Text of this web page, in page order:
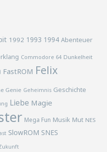
1992 1993 1994 Abenteuer
Commodore 64 Dunkelheit
FastROM Felix
Genie Geheimnis Geschichte
Liebe Magie
Mega Fun Musik Mut NES
SlowROM SNES